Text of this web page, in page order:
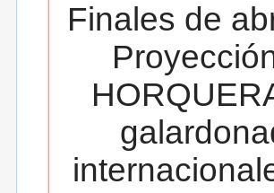
Finales de